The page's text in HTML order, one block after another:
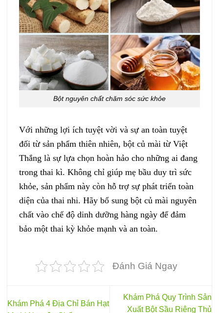
Bột nguyên chất chăm sóc sức khỏe
Với những lợi ích tuyệt vời và sự an toàn tuyệt
đối từ sản phẩm thiên nhiên, bột củ mài từ Việt
Thắng là sự lựa chọn hoàn hảo cho những ai đang
trong thai kì. Không chỉ giúp mẹ bầu duy trì sức
khỏe, sản phẩm này còn hỗ trợ sự phát triển toàn
diện của thai nhi. Hãy bổ sung bột củ mài nguyên
chất vào chế độ dinh dưỡng hàng ngày để đảm
bảo một thai kỳ khỏe mạnh và an toàn.
Đánh Giá Ngay
Khám Phá 4 Địa Chỉ Bán Hạt
Khám Phá Quy Trình Sản
Xuất Bột Sầu Riêng Thủ